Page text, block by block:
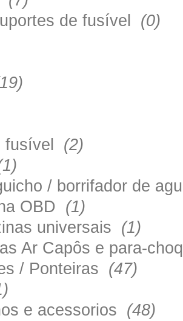
de fusível (0)
fusível (2)
/ borrifador de
OBD (1)
universais (1)
Ar Capôs e para-
/ Ponteiras (47)
e acessorios (48)